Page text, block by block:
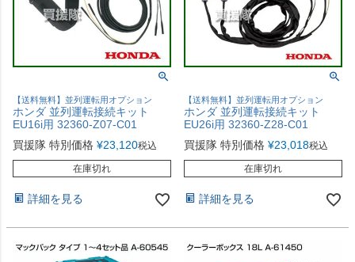
【送料無料】並列運転用オプション
ホンダ 並列運転接続キット
EU16i用 32360-Z07-C01
買援隊 特別価格 ¥23,120税込
在庫切れ
詳細を見る
【送料無料】並列運転用オプション
ホンダ 並列運転接続キット
EU26i用 32360-Z28-C01
買援隊 特別価格 ¥23,018税込
在庫切れ
詳細を見る